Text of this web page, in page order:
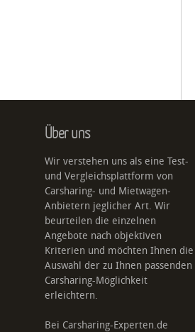
Über uns
Wir verstehen uns als eine Test-
und Vergleichsplattform von
Carsharing- und Mietwagen-
Anbietern jeglicher Art. Wir
beurteilen die einzelnen
Angebote nach objektiven
Kriterien und möchten Ihnen die
Auswahl der zu Ihnen passenden
Carsharing-Möglichkeit
erleichtern.
Bei Carsharing-Experten.de